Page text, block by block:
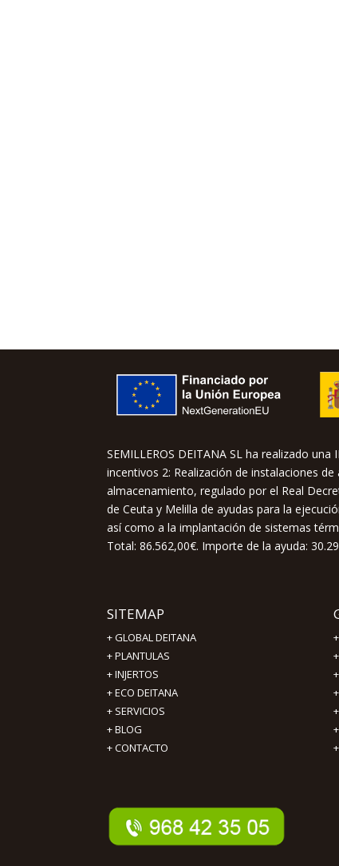
SEMILLEROS DEITANA SL ha realizado
incentivos 2: Realización de instalaciones
almacenamiento, regulado por el Real
de Ceuta y Melilla de ayudas para la
así como a la implantación de sistemas
Total: 86.562,00€. Importe de la ayuda:
SITEMAP
+GLOBAL DEITANA
+PLANTULAS
+INJERTOS
+ECO DEITANA
+ SERVICIOS
+BLOG
+CONTACTO
+
+
+
+
+
+
+